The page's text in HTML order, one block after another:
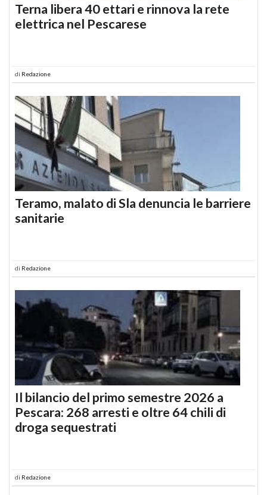
Terna libera 40 ettari e rinnova la rete
elettrica nel Pescarese
di Redazione
Teramo, malato di Sla denuncia le barriere
sanitarie
di Redazione
Il bilancio del primo semestre 2026 a
Pescara: 268 arresti e oltre 64 chili di
droga sequestrati
di Redazione